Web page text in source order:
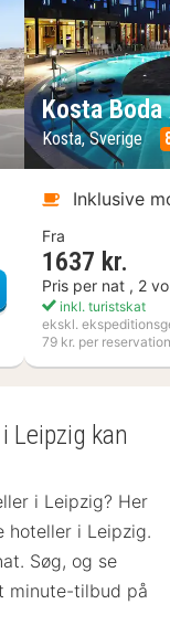
Kusthotell
Kosta
Kosta, Sverige
Inklusive
Fra
1637 kr.
Pris per nat , 2
inkl. turistskat
ekskl.
79 kr. per reservation
Leipzig kan
i Leipzig? Her
hoteller i Leipzig.
Søg, og se
minute-tilbud på